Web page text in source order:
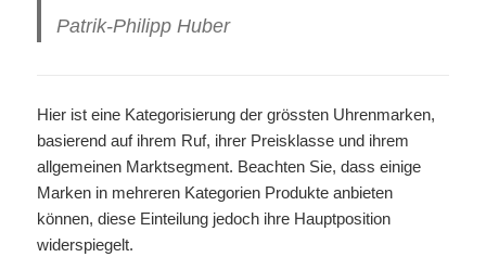
Patrik-Philipp Huber
Hier ist eine Kategorisierung der grössten Uhrenmarken,
basierend auf ihrem Ruf, ihrer Preisklasse und ihrem
allgemeinen Marktsegment. Beachten Sie, dass einige
Marken in mehreren Kategorien Produkte anbieten
können, diese Einteilung jedoch ihre Hauptposition
widerspiegelt.